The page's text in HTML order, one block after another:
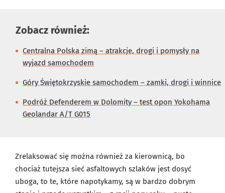
Zobacz również:
Centralna Polska zimą – atrakcje, drogi i pomysły na
wyjazd samochodem
Góry Świętokrzyskie samochodem – zamki, drogi i winnice
Podróż Defenderem w Dolomity – test opon Yokohama
Geolandar A/T G015
Zrelaksować się można również za kierownicą, bo
chociaż tutejsza sieć asfaltowych szlaków jest dosyć
uboga, to te, które napotykamy, są w bardzo dobrym